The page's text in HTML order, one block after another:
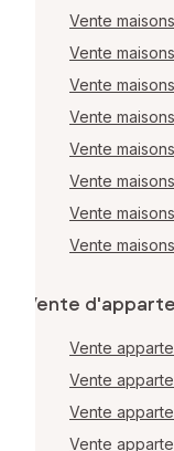
Vente
Vente
Vente
Vente
Vente
Vente
Vente
Vente
Vente
Vente
Vente
Vente
Vente